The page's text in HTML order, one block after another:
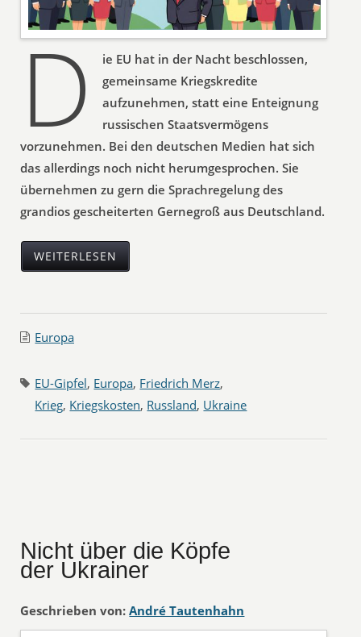
D
ie EU hat in der Nacht beschlossen,
gemeinsame Kriegskredite
aufzunehmen, statt eine Enteignung
russischen Staatsvermögens
vorzunehmen. Bei den deutschen Medien hat sich
das allerdings noch nicht herumgesprochen. Sie
übernehmen zu gern die Sprachregelung des
grandios gescheiterten Gernegroß aus Deutschland.
WEITERLESEN
Europa
EU-Gipfel, Europa, Friedrich Merz,
Krieg, Kriegskosten, Russland, Ukraine
Nicht über die Köpfe
der Ukrainer
Geschrieben von: André Tautenhahn